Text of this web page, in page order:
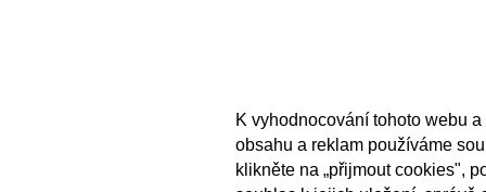
K vyhodnocování tohoto webu
obsahu a reklam používáme
klikněte na „přijmout cookies",